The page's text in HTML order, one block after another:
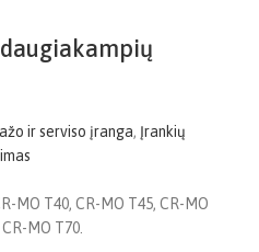
ir serviso įranga, Įrankių
MO T40, CR-MO T45, CR-MO
MO T70.